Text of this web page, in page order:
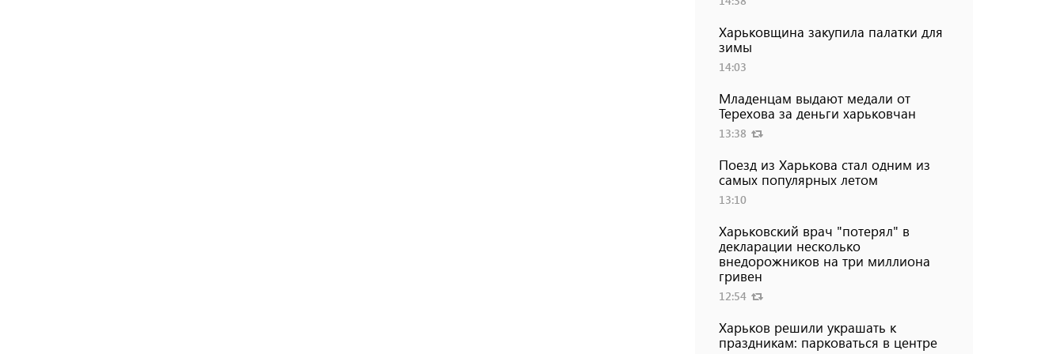
Харьковщина закупила палатки для
зимы
14:03
Младенцам выдают медали от
Терехова за деньги харьковчан
13:38
Поезд из Харькова стал одним из
самых популярных летом
13:10
Харьковский врач "потерял" в
декларации несколько
внедорожников на три миллиона
гривен
12:54
Харьков решили украшать к
праздникам: парковаться в центре